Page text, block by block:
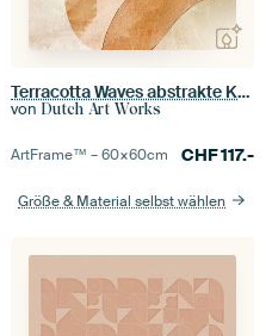
Terracotta Waves abstrakte Kunst in Erdtönen
von Dutch Art Works
ArtFrame™ –60×60cm CHF117.-
Größe & Material selbst wählen